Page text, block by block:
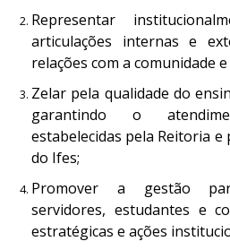
Representar
articulações internas e
relações com a comunidade
Zelar pela qualidade do
garantindo o
estabelecidas pela Reitoria
do Ifes;
Promover a gestão
servidores, estudantes e
estratégicas e ações